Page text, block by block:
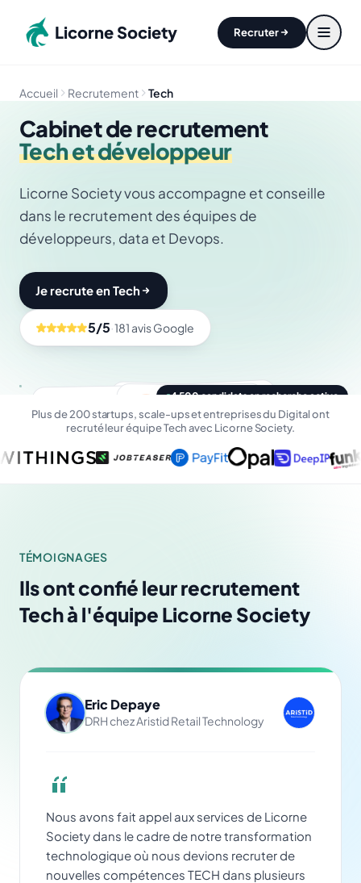
Licorne Society Recruter
Accueil Recrutement Tech
Cabinet de recrutement
Tech et développeur
Licorne Society vous accompagne et conseille
dans le recrutement des équipes de
développeurs, data et Devops.
Je recrute en Tech
5/5·181 avis Google
Je recrute en Tech
4 500 candidats en recherche active
AB Ali B. Tech
MR Marc R. C-Level
YL Yasmine L. DevOps
PT Paul T. Tech
Plus de 200 startups, scale-ups et entreprises du Digital ont
recruté leur équipe Tech avec Licorne Society.
TÉMOIGNAGES
Ils ont confié leur recrutement
Tech à l'équipe Licorne Society
Eric Depaye
DRH chez Aristid Retail Technology
Nous avons fait appel aux services de Licorne
Society dans le cadre de notre transformation
technologique où nous devions recruter de
nouvelles compétences TECH dans plusieurs